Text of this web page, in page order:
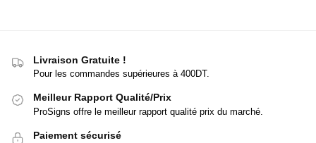
Livraison Gratuite !
Pour les commandes supérieures à 400DT.
Meilleur Rapport Qualité/Prix
ProSigns offre le meilleur rapport qualité prix du marché.
Paiement sécurisé